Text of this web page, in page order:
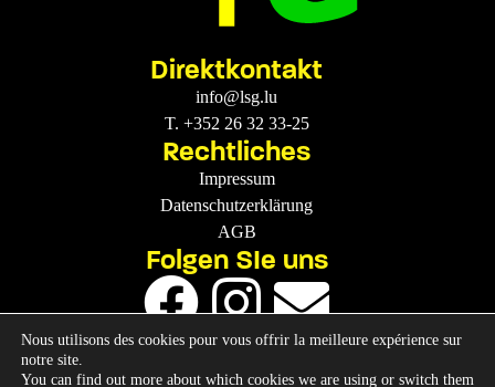
Direktkontakt
info@lsg.lu
T. +352 26 32 33-25
Rechtliches
Impressum
Datenschutzerklärung
AGB
Folgen SIe uns
Nous utilisons des cookies pour vous offrir la meilleure expérience sur
notre site.
You can find out more about which cookies we are using or switch them